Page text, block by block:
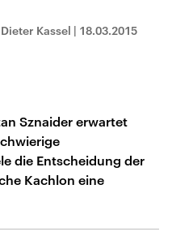
Kassel | 18.03.2015
Sznaider erwartet
die Entscheidung der
Kachlon eine